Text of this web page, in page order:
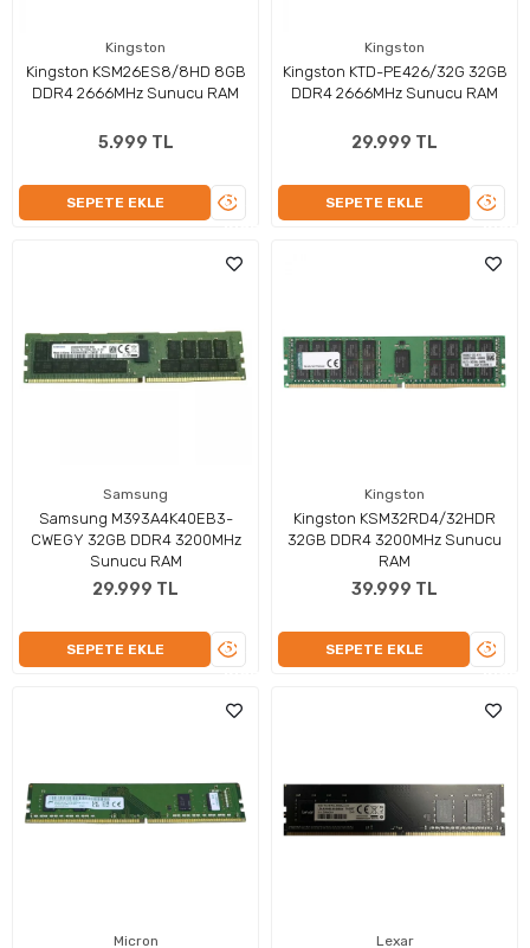
Kingston
Kingston KSM26ES8/8HD 8GB
DDR4 2666MHz Sunucu RAM
5.999 TL
SEPETE EKLE
ÜRÜNÜ
Kingston
Kingston KTD-PE426/32G 32GB
DDR4 2666MHz Sunucu RAM
29.999 TL
SEPETE EKLE
Samsung
Samsung M393A4K40EB3-
CWEGY 32GB DDR4 3200MHz
Sunucu RAM
29.999 TL
SEPETE EKLE
ÜRÜNÜ
Kingston
Kingston KSM32RD4/32HDR
32GB DDR4 3200MHz Sunucu
RAM
39.999 TL
SEPETE EKLE
Micron Lexar